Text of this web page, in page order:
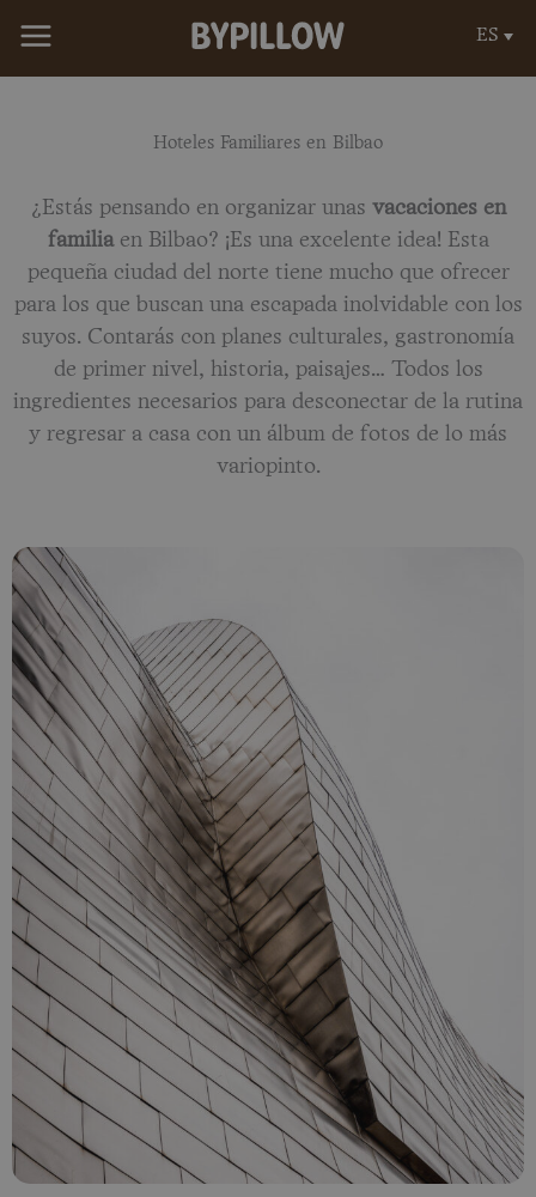
ES
Hoteles Familiares en Bilbao
¿Estás pensando en organizar unas vacaciones en
familiaen Bilbao? ¡Es una excelente idea! Esta
pequeña ciudad del norte tiene mucho que ofrecer
para los que buscan una escapada inolvidable con los
suyos. Contarás con planes culturales, gastronomía
de primer nivel, historia, paisajes… Todos los
ingredientes necesarios para desconectar de la rutina
y regresar a casa con un álbum de fotos de lo más
variopinto.